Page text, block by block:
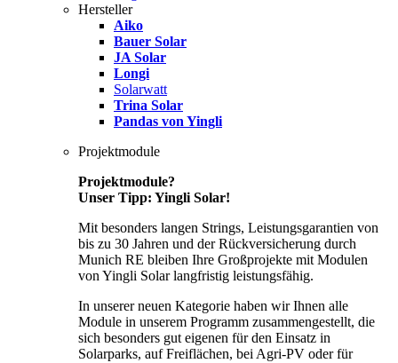
Hersteller
Aiko
Bauer Solar
JA Solar
Longi
Solarwatt
Trina Solar
Pandas von Yingli
Projektmodule
Projektmodule?
Unser Tipp: Yingli Solar!
Mit besonders langen Strings, Leistungsgarantien von
bis zu 30 Jahren und der Rückversicherung durch
Munich RE bleiben Ihre Großprojekte mit Modulen
von Yingli Solar langfristig leistungsfähig.
In unserer neuen Kategorie haben wir Ihnen alle
Module in unserem Programm zusammengestellt, die
sich besonders gut eigenen für den Einsatz in
Solarparks, auf Freiflächen, bei Agri-PV oder für